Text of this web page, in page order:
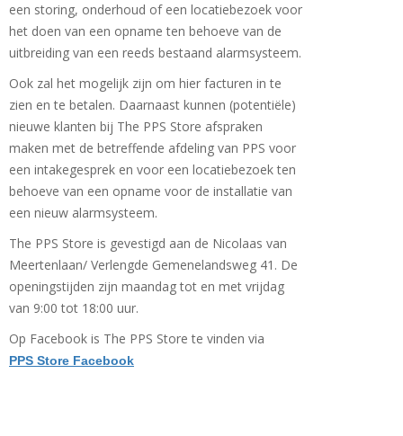
een storing, onderhoud of een locatiebezoek voor
het doen van een opname ten behoeve van de
uitbreiding van een reeds bestaand alarmsysteem.
Ook zal het mogelijk zijn om hier facturen in te
zien en te betalen. Daarnaast kunnen (potentiële)
nieuwe klanten bij The PPS Store afspraken
maken met de betreffende afdeling van PPS voor
een intakegesprek en voor een locatiebezoek ten
behoeve van een opname voor de installatie van
een nieuw alarmsysteem.
The PPS Store is gevestigd aan de Nicolaas van
Meertenlaan/ Verlengde Gemenelandsweg 41. De
openingstijden zijn maandag tot en met vrijdag
van 9:00 tot 18:00 uur.
Op Facebook is The PPS Store te vinden via
PPS Store Facebook